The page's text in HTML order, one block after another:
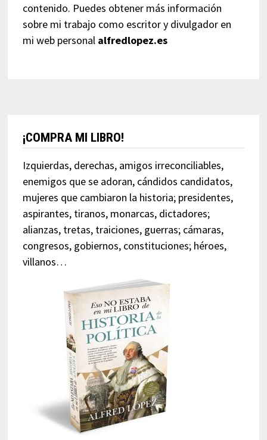
contenido. Puedes obtener más información
sobre mi trabajo como escritor y divulgador en
mi web personal alfredlopez.es
¡COMPRA MI LIBRO!
Izquierdas, derechas, amigos irreconciliables,
enemigos que se adoran, cándidos candidatos,
mujeres que cambiaron la historia; presidentes,
aspirantes, tiranos, monarcas, dictadores;
alianzas, tretas, traiciones, guerras; cámaras,
congresos, gobiernos, constituciones; héroes,
villanos…